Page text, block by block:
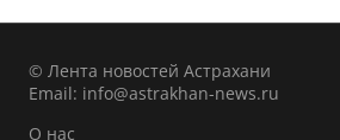
© Лента новостей Астрахани
Email: info@astrakhan-news.ru
О нас